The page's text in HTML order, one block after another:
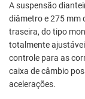
A suspensão
diâmetro e 275 mm
traseira, do tipo
totalmente
controle para as
caixa de câmbio
acelerações.